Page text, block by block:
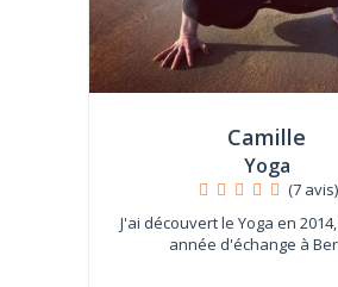
Camille
Yoga
(7 avis)
J'ai découvert le Yoga en
année d'échange à